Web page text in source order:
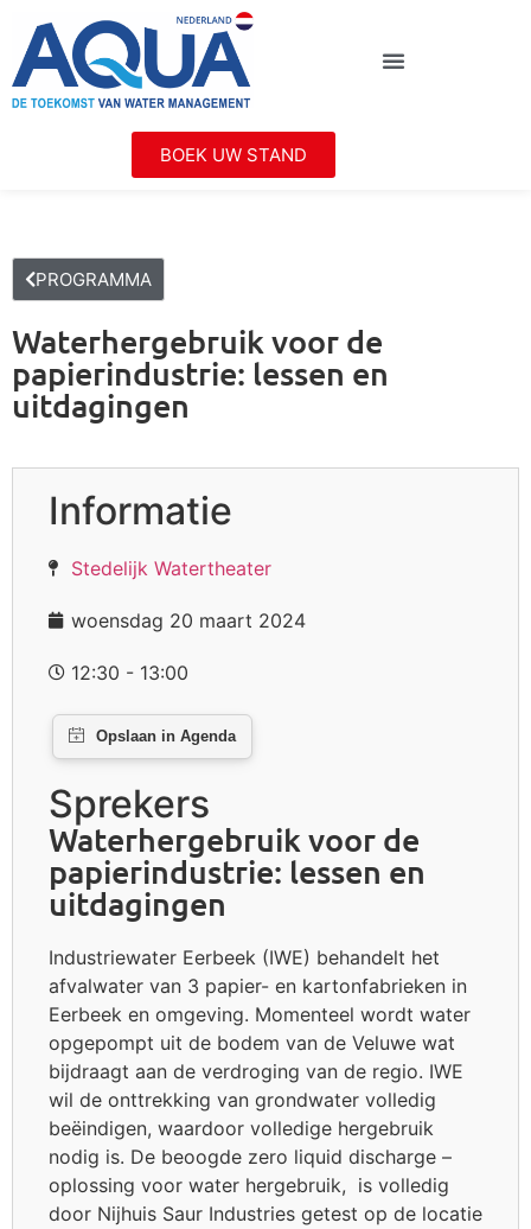
BOEK UW STAND
PROGRAMMA
Waterhergebruik voor de
papierindustrie: lessen en
uitdagingen
Informatie
Stedelijk Watertheater
woensdag 20 maart 2024
12:30 - 13:00
Sprekers
Waterhergebruik voor de
papierindustrie: lessen en
uitdagingen
Industriewater Eerbeek (IWE) behandelt het
afvalwater van 3 papier- en kartonfabrieken in
Eerbeek en omgeving. Momenteel wordt water
opgepompt uit de bodem van de Veluwe wat
bijdraagt aan de verdroging van de regio. IWE
wil de onttrekking van grondwater volledig
beëindigen, waardoor volledige hergebruik
nodig is. De beoogde zero liquid discharge –
oplossing voor water hergebruik, is volledig
door Nijhuis Saur Industries getest op de locatie